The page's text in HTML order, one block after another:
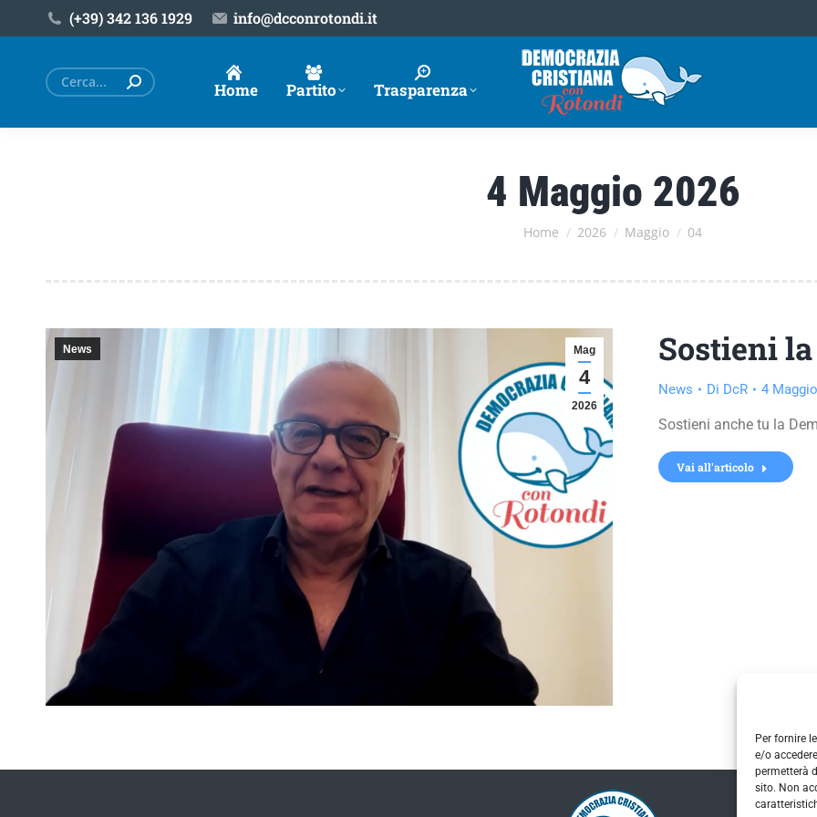
Per fornire
e/o
permetterà
sito. Non
(+39) ‎342 136 1929 info@dcconrotondi.it
Home Partito Trasparenza
Cerca:
4 Maggio 2026
Tu sei qui:
Home 2026 Maggio 04
Mag
4
2026
News Sostieni
News Di DcR 4
Sostieni anche tu la
Vai all'articolo